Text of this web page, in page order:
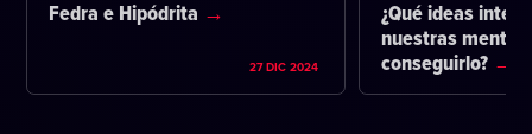
Fedra e Hipódrita
27 DIC 2024
¿Qué ideas
nuestras mentes
conseguirlo?